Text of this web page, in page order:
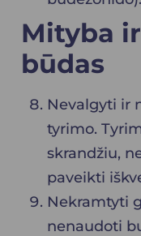
Mityba
būdas
Nevalgyti ir
tyrimo.
skrandžiu,
paveikti
Nekramtyti
nenaudoti